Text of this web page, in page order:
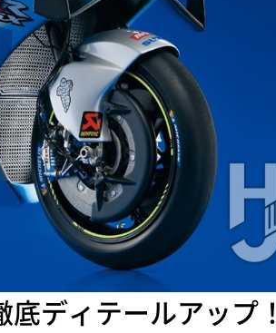
ディテールアップ！